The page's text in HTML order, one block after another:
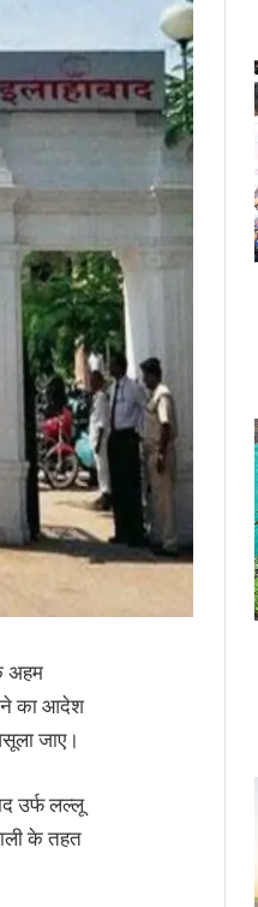
अहम
का आदेश
जाए।
उर्फ लल्लू
के तहत